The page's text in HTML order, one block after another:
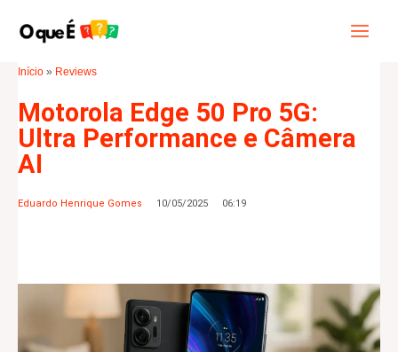
para
Pesquisar
Início » Reviews
Motorola Edge 50 Pro 5G:
Ultra Performance e Câmera
AI
Eduardo Henrique Gomes 10/05/2025 06:19